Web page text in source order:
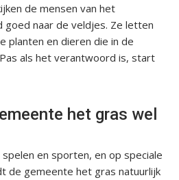
de mensen van het
goed naar de veldjes. Ze letten
planten en dieren die in de
als het verantwoord is, start
het gras wel
en sporten, en op speciale
de gemeente het gras natuurlijk